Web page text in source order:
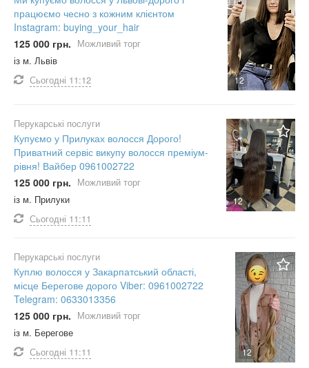
12
працюємо чесно з кожним клієнтом
Instagram: buying_your_hair
125 000 грн. Можливий торг
із м. Львів
Сьогодні 11:12
12
Перукарські послуги
Купуємо у Прилуках волосся Дорого!
Приватний сервіс викупу волосся преміум-
рівня! Вайбер 0961002722
125 000 грн. Можливий торг
із м. Прилуки
Сьогодні 11:11
12
Перукарські послуги
Куплю волосся у Закарпатський області,
місце Берегове дорого Viber: 0961002722
Telegram: 0633013356
125 000 грн. Можливий торг
із м. Берегове
Сьогодні 11:11